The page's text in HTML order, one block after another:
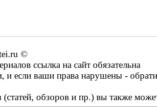
©
ссылка на сайт обязательна
и если ваши права нарушены -
обзоров и пр.) вы также